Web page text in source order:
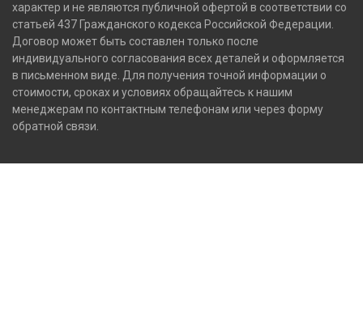
характер и не являются публичной офертой в соответствии со
статьей 437 Гражданского кодекса Российской Федерации.
Договор может быть составлен только после
индивидуального согласования всех деталей и оформляется
в письменном виде. Для получения точной информации о
стоимости, сроках и условиях обращайтесь к нашим
менеджерам по контактным телефонам или через форму
обратной связи.